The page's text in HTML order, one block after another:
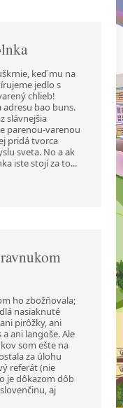
keď mu na
jedlo s
chlieb!
adresu bao buns.
slávnejšia
parenou-varenou
pridá tvorca
sveta. No a ak
iste stojí za to...
ho zbožňovala;
nasiaknuté
pirôžky, ani
ani langoše. Ale
som ešte na
za úlohu
referát (nie
je dôkazom dôb
aj